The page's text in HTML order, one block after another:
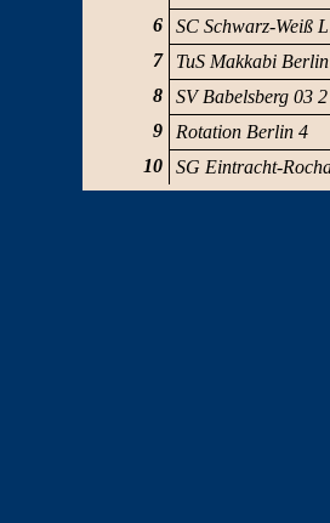
6
SC Schwarz-Weiß
7
TuS Makkabi
8
SV Babelsberg 03 2
9
Rotation Berlin 4
10
SG Eintracht-